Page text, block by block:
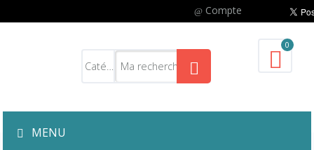
Compte
0
MENU